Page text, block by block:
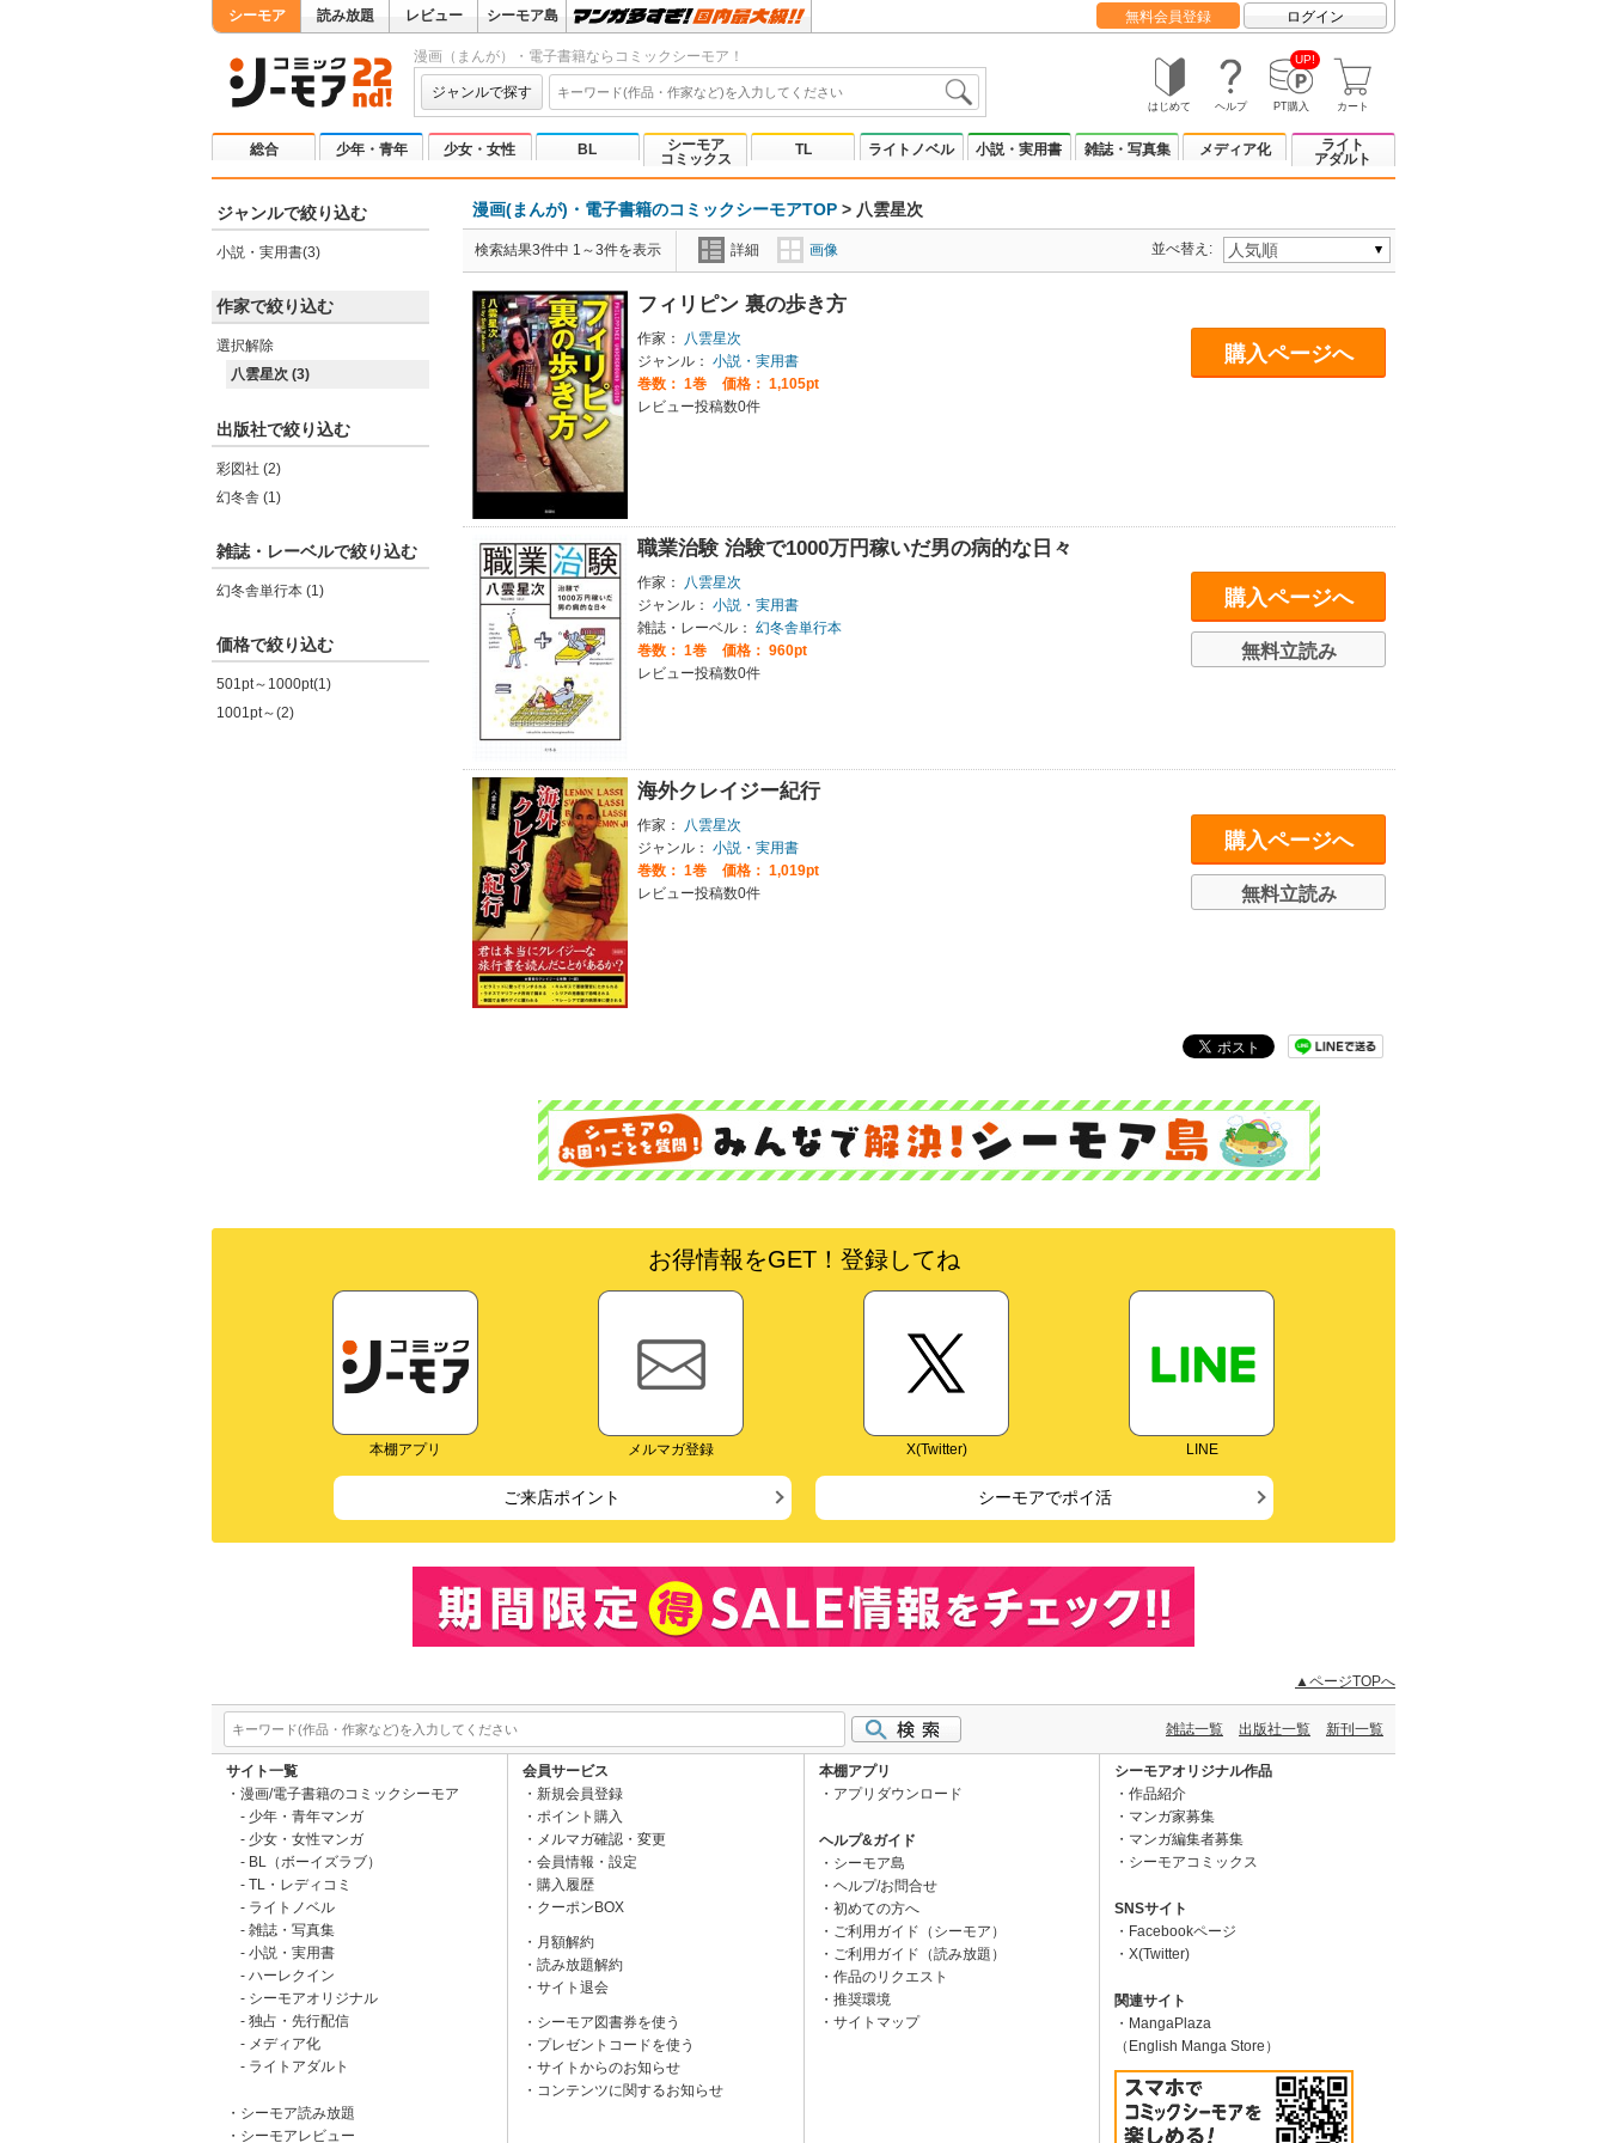
シーモア 読み放題 レビュー シーモア島 無料会員登録 ログイン
漫画（まんが）・電子書籍ならコミックシーモア！
ジャンルで探す
はじめて ヘルプ
UP!
PT購入 カート
総合 少年・青年 少女・女性 BL
シーモア
コミックス
TL ライトノベル 小説・実用書 雑誌・写真集 メディア化
ライト
アダルト
ジャンルで絞り込む
小説・実用書(3)
作家で絞り込む
選択解除
八雲星次 (3)
出版社で絞り込む
彩図社 (2)
幻冬舎 (1)
雑誌・レーベルで絞り込む
幻冬舎単行本 (1)
価格で絞り込む
501pt～1000pt(1)
1001pt～(2)
漫画(まんが)・電子書籍のコミックシーモアTOP > 八雲星次
検索結果3件中 1～3件を表示 詳細 画像 並べ替え:
フィリピン 裏の歩き方
作家：
八雲星次
ジャンル： 小説・実用書
巻数： 1巻
価格： 1,105pt
レビュー投稿数0件
購入ページへ
職業治験 治験で1000万円稼いだ男の病的な日々
作家：
八雲星次
ジャンル： 小説・実用書
雑誌・レーベル： 幻冬舎単行本
巻数： 1巻
価格： 960pt
レビュー投稿数0件
購入ページへ
無料立読み
海外クレイジー紀行
作家：
八雲星次
ジャンル： 小説・実用書
巻数： 1巻
価格： 1,019pt
レビュー投稿数0件
購入ページへ
無料立読み
お得情報をGET！登録してね
本棚アプリ メルマガ登録 X(Twitter) LINE
ご来店ポイント シーモアでポイ活
▲ページTOPへ
雑誌一覧 出版社一覧 新刊一覧
サイト一覧
漫画/電子書籍のコミックシーモア
少年・青年マンガ
少女・女性マンガ
BL（ボーイズラブ）
TL・レディコミ
ライトノベル
雑誌・写真集
小説・実用書
ハーレクイン
シーモアオリジナル
独占・先行配信
メディア化
ライトアダルト
シーモア読み放題
シーモアレビュー
会員サービス
新規会員登録
ポイント購入
メルマガ確認・変更
会員情報・設定
購入履歴
クーポンBOX
月額解約
読み放題解約
サイト退会
シーモア図書券を使う
プレゼントコードを使う
サイトからのお知らせ
コンテンツに関するお知らせ
本棚アプリ
アプリダウンロード
ヘルプ&ガイド
シーモア島
ヘルプ/お問合せ
初めての方へ
ご利用ガイド（シーモア）
ご利用ガイド（読み放題）
作品のリクエスト
推奨環境
サイトマップ
シーモアオリジナル作品
作品紹介
マンガ家募集
マンガ編集者募集
シーモアコミックス
SNSサイト
Facebookページ
X(Twitter)
関連サイト
MangaPlaza
（English Manga Store）